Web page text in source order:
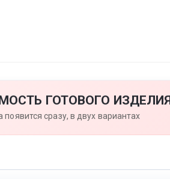
ГОТОВОГО ИЗДЕЛИЯ
сразу, в двух вариантах